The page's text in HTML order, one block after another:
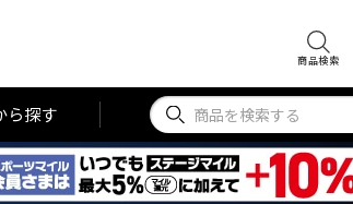
商品検索
ら探す